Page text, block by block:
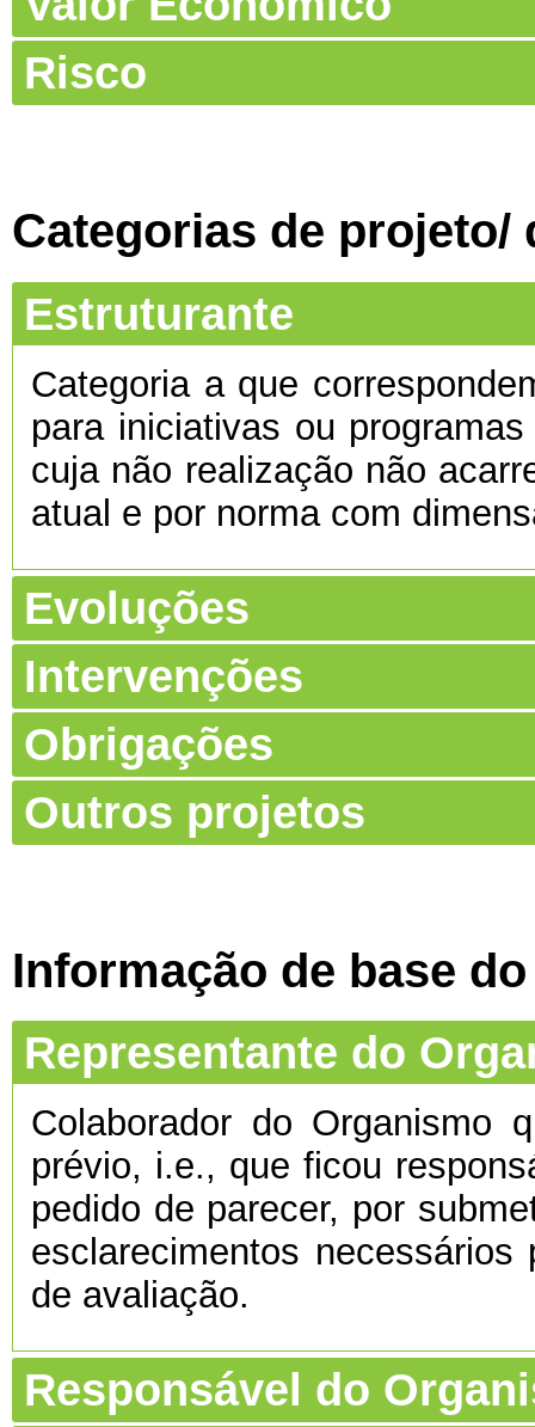
Risco
Categorias de projeto/
Estruturante
Categoria a que
para iniciativas ou
cuja não realização não
atual e por norma com
Evoluções
Intervenções
Obrigações
Outros projetos
Informação de base
Representante do
Colaborador do Organismo
prévio, i.e., que ficou
pedido de parecer, por
esclarecimentos
de avaliação.
Responsável do